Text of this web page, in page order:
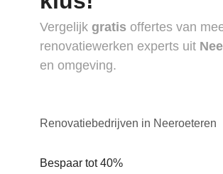
Vergelijk gratis offertes van
renovatiewerken experts uit
en omgeving.
Renovatiebedrijven in Neeroeteren
Bespaar tot 40%